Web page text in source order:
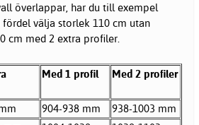
överlappar, har du till exempel
välja storlek 110 cm utan
cm med 2 extra profiler.
Med 1 profil Med 2 profiler
904-938 mm
938-1003 mm